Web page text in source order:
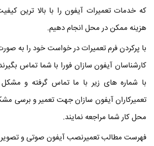
که خدمات تعمیرات آیفون را با بالا ترین
هزینه ممکن در محل انجام دهیم.
با پرکردن فرم تعمیرات در خواست خود را به
کارشناسان آیفون سازان فورا با شما تماس
با شماره های زیر با ما تماس گرفته و مشکل
تعمیرکاران آیفون سازان جهت تعمیر و برسی
محل کار شما مراجعه نمایند.
فهرست مطالب تعمیرنصب آیفون صوتی و تصویری